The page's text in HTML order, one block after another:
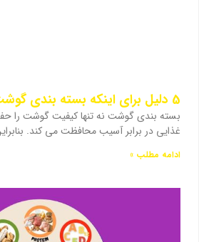
5 دلیل برای اینکه بسته بندی گوشت مهم است
بسته بندی گوشت نه تنها کیفیت گوشت را
غذایی در برابر آسیب محافظت می کند.
ادامه مطلب »